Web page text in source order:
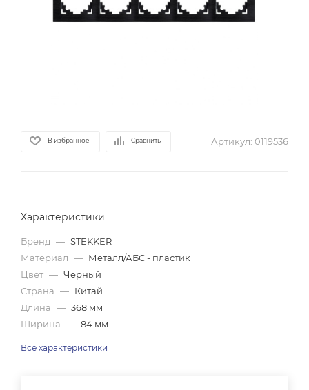
В избранное Сравнить Артикул: 0119536
Характеристики
Бренд — STEKKER
Материал — Металл/АБС - пластик
Цвет — Черный
Страна — Китай
Длина — 368 мм
Ширина — 84 мм
Все характеристики